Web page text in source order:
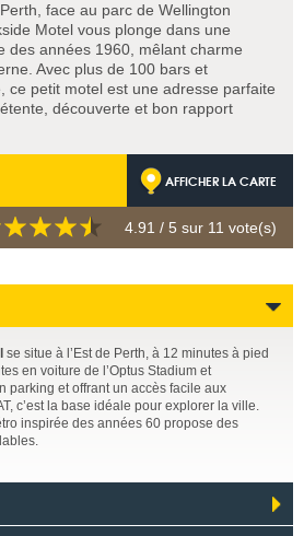
face au parc de Wellington
Motel vous plonge dans une
des années 1960, mêlant charme
Avec plus de 100 bars et
ce petit motel est une adresse parfaite
découverte et bon rapport
AFFICHER LA CARTE
4.91 / 5 sur 11 vote(s)
se situe à l’Est de Perth, à 12 minutes à pied
en voiture de l’Optus Stadium et
parking et offrant un accès facile aux
c’est la base idéale pour explorer la ville.
inspirée des années 60 propose des